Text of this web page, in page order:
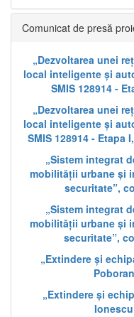
Comunicat de presă
„Dezvoltarea unei
local inteligente și
SMIS 128914 -
„Dezvoltarea unei
local inteligente și
SMIS 128914 - Etapa
„Sistem integrat
mobilității urbane și
securitate”,
„Sistem integrat
mobilității urbane și
securitate”,
„Extindere și
„Extindere și